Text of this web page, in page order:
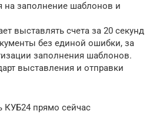
на заполнение шаблонов и
выставлять счета за 20 секунд
без единой ошибки, за
заполнения шаблонов.
выставления и отправки
КУБ24 прямо сейчас